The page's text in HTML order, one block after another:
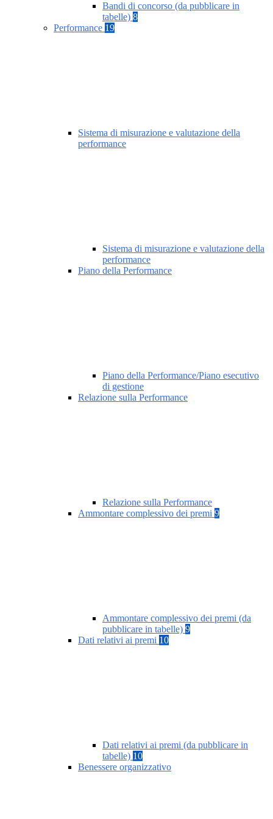
Bandi di concorso (da pubblicare in
tabelle) 8
Performance 19
Sistema di misurazione e valutazione della
performance
Sistema di misurazione e valutazione della
performance
Piano della Performance
Piano della Performance/Piano esecutivo
di gestione
Relazione sulla Performance
Relazione sulla Performance
Ammontare complessivo dei premi 9
Ammontare complessivo dei premi (da
pubblicare in tabelle) 9
Dati relativi ai premi 10
Dati relativi ai premi (da pubblicare in
tabelle) 10
Benessere organizzativo